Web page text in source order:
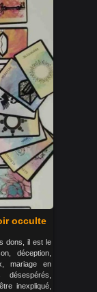
occulte
dons, il est le
déception,
mariage en
inexpliqué,